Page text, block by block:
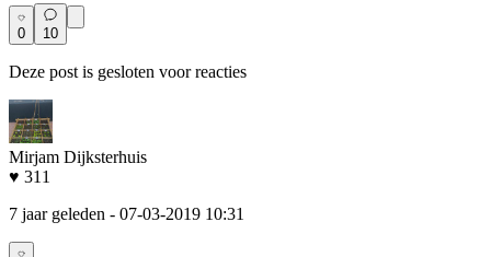
0 10
Deze post is gesloten voor reacties
Mirjam Dijksterhuis
♥ 311
7 jaar geleden - 07-03-2019 10:31